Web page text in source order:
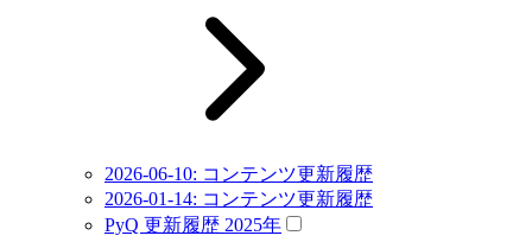
2026-06-10: コンテンツ更新履歴
2026-01-14: コンテンツ更新履歴
PyQ 更新履歴 2025年